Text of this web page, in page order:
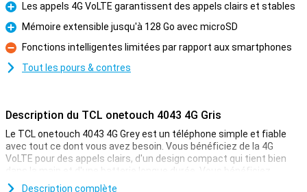
Pour
Les appels 4G VoLTE garantissent des appels clairs et stables
Pour
Mémoire extensible jusqu'à 128 Go avec microSD
Contre
Fonctions intelligentes limitées par rapport aux smartphones
Tout les pours & contres
Description du TCL onetouch 4043 4G Gris
Le TCL onetouch 4043 4G Grey est un téléphone simple et fiable
avec tout ce dont vous avez besoin. Vous bénéficiez de la 4G
VoLTE pour des appels clairs, d'un design compact qui tient bien
dans la main et d'une batterie longue durée. Vous bénéficiez
également d'un écran clair, d'un espace de stockage
Description complète